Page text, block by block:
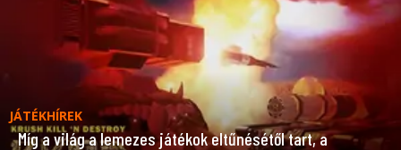
JÁTÉKHÍREK
Míg a világ a lemezes játékok eltűnésétől tart, a